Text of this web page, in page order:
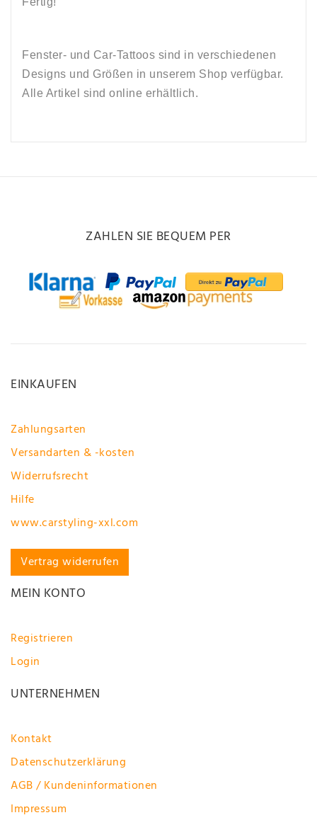
Fenster- und Car-Tattoos sind in verschiedenen
Designs und Größen in unserem Shop verfügbar.
Alle Artikel sind online erhältlich.
ZAHLEN SIE BEQUEM PER
EINKAUFEN
Zahlungsarten
Versandarten & -kosten
Widerrufsrecht
Hilfe
www.carstyling-xxl.com
Vertrag widerrufen
MEIN KONTO
Registrieren
Login
UNTERNEHMEN
Kontakt
Datenschutzerklärung
AGB / Kundeninformationen
Impressum